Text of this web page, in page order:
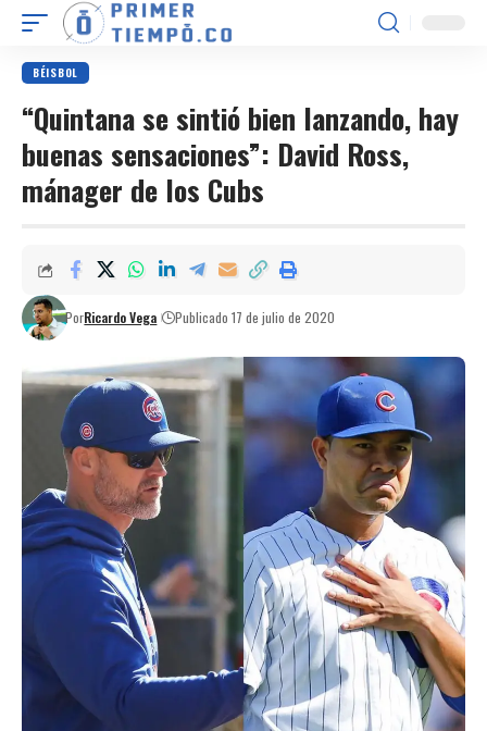
BÉISBOL
“Quintana se sintió bien lanzando, hay
buenas sensaciones”: David Ross,
mánager de los Cubs
PorRicardo Vega Publicado 17 de julio de 2020